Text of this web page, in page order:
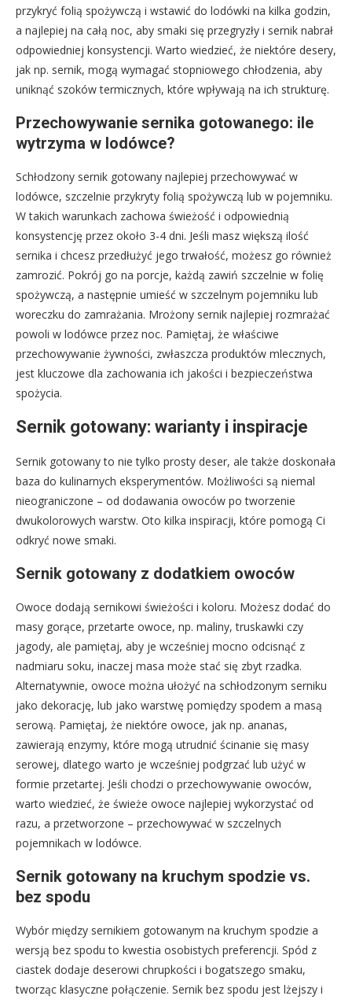
przykryć folią spożywczą i wstawić do lodówki na kilka godzin,
a najlepiej na całą noc, aby smaki się przegryzły i sernik nabrał
odpowiedniej konsystencji. Warto wiedzieć, że niektóre desery,
jak np. sernik, mogą wymagać stopniowego chłodzenia, aby
uniknąć szoków termicznych, które wpływają na ich strukturę.
Przechowywanie sernika gotowanego: ile
wytrzyma w lodówce?
Schłodzony sernik gotowany najlepiej przechowywać w
lodówce, szczelnie przykryty folią spożywczą lub w pojemniku.
W takich warunkach zachowa świeżość i odpowiednią
konsystencję przez około 3-4 dni. Jeśli masz większą ilość
sernika i chcesz przedłużyć jego trwałość, możesz go również
zamrozić. Pokrój go na porcje, każdą zawiń szczelnie w folię
spożywczą, a następnie umieść w szczelnym pojemniku lub
woreczku do zamrażania. Mrożony sernik najlepiej rozmrażać
powoli w lodówce przez noc. Pamiętaj, że właściwe
przechowywanie żywności, zwłaszcza produktów mlecznych,
jest kluczowe dla zachowania ich jakości i bezpieczeństwa
spożycia.
Sernik gotowany: warianty i inspiracje
Sernik gotowany to nie tylko prosty deser, ale także doskonała
baza do kulinarnych eksperymentów. Możliwości są niemal
nieograniczone – od dodawania owoców po tworzenie
dwukolorowych warstw. Oto kilka inspiracji, które pomogą Ci
odkryć nowe smaki.
Sernik gotowany z dodatkiem owoców
Owoce dodają sernikowi świeżości i koloru. Możesz dodać do
masy gorące, przetarte owoce, np. maliny, truskawki czy
jagody, ale pamiętaj, aby je wcześniej mocno odcisnąć z
nadmiaru soku, inaczej masa może stać się zbyt rzadka.
Alternatywnie, owoce można ułożyć na schłodzonym serniku
jako dekorację, lub jako warstwę pomiędzy spodem a masą
serową. Pamiętaj, że niektóre owoce, jak np. ananas,
zawierają enzymy, które mogą utrudnić ścinanie się masy
serowej, dlatego warto je wcześniej podgrzać lub użyć w
formie przetartej. Jeśli chodzi o przechowywanie owoców,
warto wiedzieć, że świeże owoce najlepiej wykorzystać od
razu, a przetworzone – przechowywać w szczelnych
pojemnikach w lodówce.
Sernik gotowany na kruchym spodzie vs.
bez spodu
Wybór między sernikiem gotowanym na kruchym spodzie a
wersją bez spodu to kwestia osobistych preferencji. Spód z
ciastek dodaje deserowi chrupkości i bogatszego smaku,
tworząc klasyczne połączenie. Sernik bez spodu jest lżejszy i